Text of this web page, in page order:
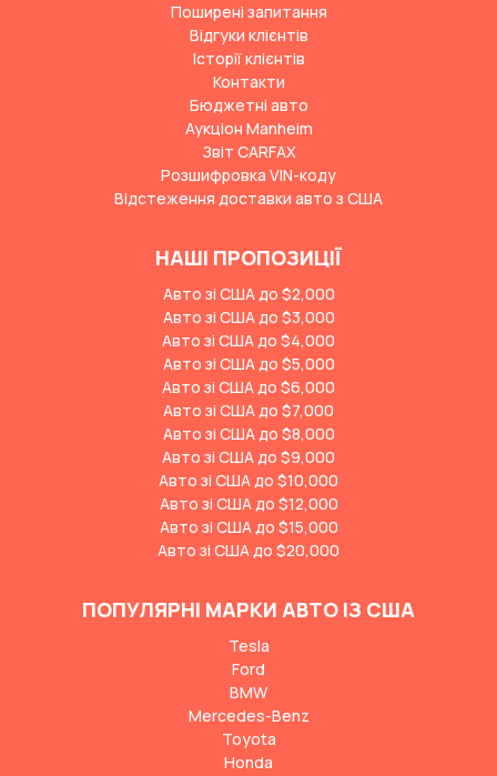
Поширені запитання
Відгуки клієнтів
Історії клієнтів
Контакти
Бюджетні авто
Аукціон Manheim
Звіт CARFAX
Розшифровка VIN-коду
Відстеження доставки авто з США
НАШІ ПРОПОЗИЦІЇ
Авто зі США до $2,000
Авто зі США до $3,000
Авто зі США до $4,000
Авто зі США до $5,000
Авто зі США до $6,000
Авто зі США до $7,000
Авто зі США до $8,000
Авто зі США до $9,000
Авто зі США до $10,000
Авто зі США до $12,000
Авто зі США до $15,000
Авто зі США до $20,000
ПОПУЛЯРНІ МАРКИ АВТО ІЗ США
Tesla
Ford
BMW
Mercedes-Benz
Toyota
Honda